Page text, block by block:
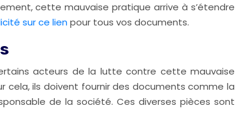
cette mauvaise pratique arrive à s’étendre
sur ce lienpour tous vos documents.
acteurs de la lutte contre cette mauvaise
cela, ils doivent fournir des documents comme la
de la société. Ces diverses pièces sont